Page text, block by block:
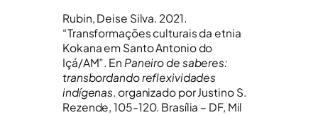
Rubin, Deise Silva. 2021.
“Transformações culturais da etnia
Kokana em Santo Antonio do
Içá/AM”. En Paneiro de saberes:
transbordando reflexividades
indígenas. organizado por Justino S.
Rezende, 105-120. Brasília – DF, Mil